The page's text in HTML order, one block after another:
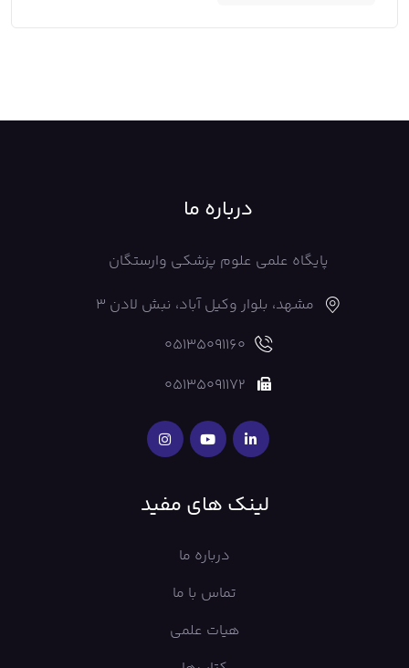
درباره ما
پایگاه علمی علوم پزشکی وارستگان
مشهد، بلوار وکیل آباد، نبش لادن 3
05135091160
05135091172
لینک های مفید
درباره ما
تماس با ما
هیات علمی